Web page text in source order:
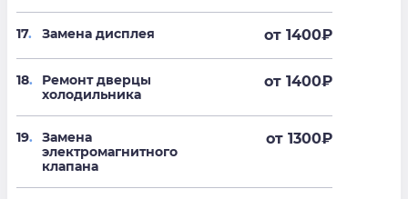
17. Замена дисплея от 1400₽
18.
Ремонт дверцы
холодильника
от 1400₽
19.
Замена
электромагнитного
клапана
от 1300₽